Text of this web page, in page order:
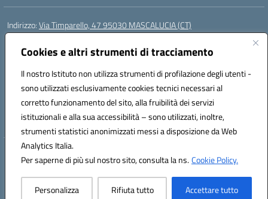
Cookies e altri strumenti di tracciamento
Il nostro Istituto non utilizza strumenti di profilazione degli utenti -
sono utilizzati esclusivamente cookies tecnici necessari al
corretto funzionamento del sito, alla fruibilità dei servizi
istituzionali e alla sua accessibilità – sono utilizzati, inoltre,
strumenti statistici anonimizzati messi a disposizione da Web
Analytics Italia.
Per saperne di più sul nostro sito, consulta la ns.Cookie Policy.
Personalizza Rifiuta tutto Accettare tutto
Indirizzo:Via Timparello, 47 95030 MASCALUCIA (CT)
Centralino:
Posta elettronica certificata (PEC):ctic8bc002@pec.istruzione.it
Codice fiscale: 93238350875
Codice meccanografico:ctic8bc002
Codice Indice delle Pubbliche Amministrazioni (IPA): istsc_ctic8bc002
Codice unico di fatturazione (CUF): 2PO2JW
Hosting & Powered by 3D Solution S.r.l.
Concept & Design by Designers Italia